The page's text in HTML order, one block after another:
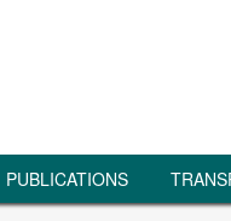
PUBLICATIONS